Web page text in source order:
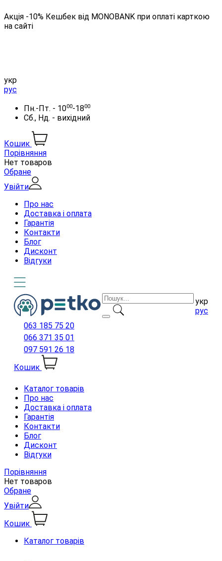
Акція -10% Кешбек від MONOBANK при оплаті карткою
на сайті
укр
рус
Пн.-Пт. - 1000-1800
Сб., Нд. - вихідний
Кошик
Порівняння
Нет товаров
Обране
Увійти
Про нас
Доставка і оплата
Гарантія
Контакти
Блог
Дисконт
Відгуки
укр
рус
063 185 75 20
066 371 35 01
097 591 26 18
Кошик
Каталог товарів
Про нас
Доставка і оплата
Гарантія
Контакти
Блог
Дисконт
Відгуки
Порівняння
Нет товаров
Обране
Увійти
Кошик
Каталог товарів